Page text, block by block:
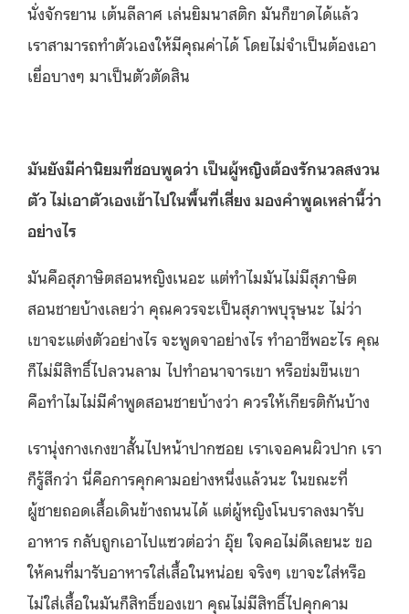
นั่งจักรยาน เต้นลีลาศ เล่นยิมนาสติก มันก็ขาดได้แล้ว
เราสามารถทำตัวเองให้มีคุณค่าได้ โดยไม่จำเป็นต้องเอา
เยื่อบางๆ มาเป็นตัวตัดสิน
มันยังมีค่านิยมที่ชอบพูดว่า เป็นผู้หญิงต้องรักนวลสงวน
ตัว ไม่เอาตัวเองเข้าไปในพื้นที่เสี่ยง มองคำพูดเหล่านี้ว่า
อย่างไร
มันคือสุภาษิตสอนหญิงเนอะ แต่ทำไมมันไม่มีสุภาษิต
สอนชายบ้างเลยว่า คุณควรจะเป็นสุภาพบุรุษนะ ไม่ว่า
เขาจะแต่งตัวอย่างไร จะพูดจาอย่างไร ทำอาชีพอะไร คุณ
ก็ไม่มีสิทธิ์ไปลวนลาม ไปทำอนาจารเขา หรือข่มขืนเขา
คือทำไมไม่มีคำพูดสอนชายบ้างว่า ควรให้เกียรติกันบ้าง
เรานุ่งกางเกงขาสั้นไปหน้าปากซอย เราเจอคนผิวปาก เรา
ก็รู้สึกว่า นี่คือการคุกคามอย่างหนึ่งแล้วนะ ในขณะที่
ผู้ชายถอดเสื้อเดินข้างถนนได้ แต่ผู้หญิงโนบราลงมารับ
อาหาร กลับถูกเอาไปแซวต่อว่า อุ๊ย ใจคอไม่ดีเลยนะ ขอ
ให้คนที่มารับอาหารใส่เสื้อในหน่อย จริงๆ เขาจะใส่หรือ
ไม่ใส่เสื้อในมันก็สิทธิ์ของเขา คุณไม่มีสิทธิ์ไปคุกคาม